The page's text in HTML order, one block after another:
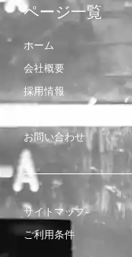
ページ一覧
ホーム
会社概要
採用情報
お問い合わせ
サイトマップ
ご利用条件